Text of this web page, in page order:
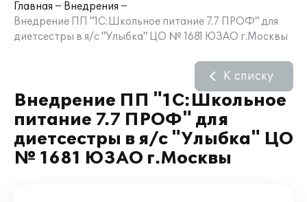
Главная
Внедрения
Внедрение ПП "1С:Школьное питание 7.7 ПРОФ" для
диетсестры в я/с "Улыбка" ЦО № 1681 ЮЗАО г.Москвы
Внедрение ПП "1С:Школьное
питание 7.7 ПРОФ" для
диетсестры в я/с "Улыбка" ЦО
№ 1681 ЮЗАО г.Москвы
К списку